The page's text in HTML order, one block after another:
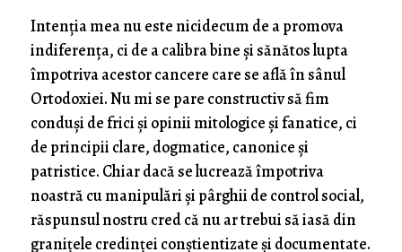
Intenția mea nu este nicidecum de a promova
indiferența, ci de a calibra bine și sănătos lupta
împotriva acestor cancere care se află în sânul
Ortodoxiei. Nu mi se pare constructiv să fim
conduși de frici și opinii mitologice și fanatice, ci
de principii clare, dogmatice, canonice și
patristice. Chiar dacă se lucrează împotriva
noastră cu manipulări și pârghii de control social,
răspunsul nostru cred că nu ar trebui să iasă din
granițele credinței conștientizate și documentate.